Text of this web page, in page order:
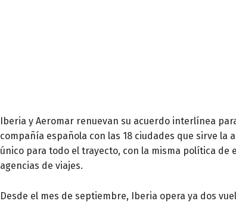
Iberia y Aeromar renuevan su acuerdo interlínea
compañía española con las 18 ciudades que sirve
único para todo el trayecto, con la misma política
agencias de viajes.
Desde el mes de septiembre, Iberia opera ya dos